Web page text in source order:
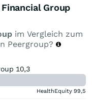
Group
im Vergleich zum
Peergroup?
10,3
HealthEquity 99,5